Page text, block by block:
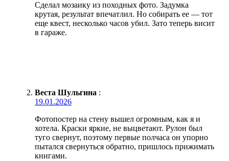
Сделал мозаику из походных фото. Задумка
крутая, результат впечатлил. Но собирать ее — тот
еще квест, несколько часов убил. Зато теперь висит
в гараже.
Веста Шульгина :
19.01.2026
Фотопостер на стену вышел огромным, как я и
хотела. Краски яркие, не выцветают. Рулон был
туго свернут, поэтому первые полчаса он упорно
пытался свернуться обратно, пришлось прижимать
книгами.